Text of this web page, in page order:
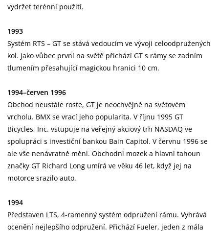
vydržet terénní použití.
1993
Systém RTS – GT se stává vedoucím ve vývoji celoodpružených
kol. Jako vůbec první na světě přichází GT s rámy se zadním
tlumením přesahující magickou hranici 10 cm.
1994–červen 1996
Obchod neustále roste, GT je neochvějně na světovém
vrcholu. BMX se vrací jeho popularita. V říjnu 1995 GT
Bicycles, Inc. vstupuje na veřejný akciový trh NASDAQ ve
spolupráci s investiční bankou Bain Capitol. V červnu 1996 se
ale vše nenávratně mění. Obchodní mozek a hlavní tahoun
značky GT Richard Long umírá ve věku 46 let, když jej na
motorce srazilo auto.
1994
Představen LTS, 4-ramenný systém odpružení rámu. Vyhrává
ocenění nejlepšího odpružení. Přichází Fueler, jeden z mála